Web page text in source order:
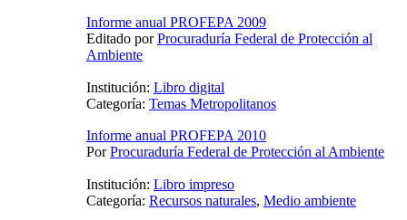
Informe anual PROFEPA 2009
Editado porProcuraduría Federal de Protección al
Ambiente
Institución: Libro digital
Categoría: Temas Metropolitanos
Informe anual PROFEPA 2010
PorProcuraduría Federal de Protección al Ambiente
Institución: Libro impreso
Categoría: Recursos naturales, Medio ambiente